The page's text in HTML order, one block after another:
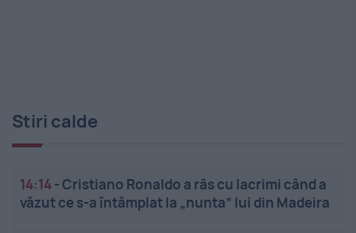
Stiri calde
14:14-Cristiano Ronaldo a râs cu lacrimi când a
văzut ce s-a întâmplat la „nunta” lui din Madeira